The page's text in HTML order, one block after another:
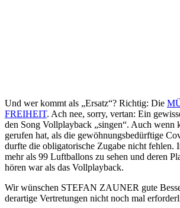
Und wer kommt als „Ersatz“? Richtig: Die
FREIHEIT. Ach nee, sorry, vertan: Ein
den Song Vollplayback „singen“. Auch wenn
gerufen hat, als die gewöhnungsbedürftige
durfte die obligatorische Zugabe nicht fehlen.
mehr als 99 Luftballons zu sehen und deren
hören war als das Vollplayback.
Wir wünschen STEFAN ZAUNER gute
derartige Vertretungen nicht noch mal